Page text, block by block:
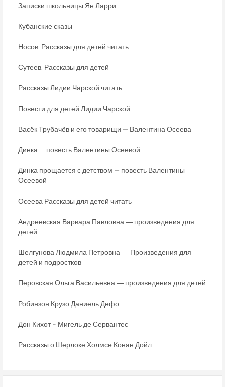
Записки школьницы Ян Ларри
Кубанские сказы
Носов. Рассказы для детей читать
Сутеев. Рассказы для детей
Рассказы Лидии Чарской читать
Повести для детей Лидии Чарской
Васёк Трубачёв и его товарищи — Валентина Осеева
Динка — повесть Валентины Осеевой
Динка прощается с детством — повесть Валентины
Осеевой
Осеева Рассказы для детей читать
Андреевская Варвара Павловна ― произведения для
детей
Шелгунова Людмила Петровна ― Произведения для
детей и подростков
Перовская Ольга Васильевна ― произведения для детей
Робинзон Крузо Даниель Дефо
Дон Кихот – Мигель де Сервантес
Рассказы о Шерлоке Холмсе Конан Дойл